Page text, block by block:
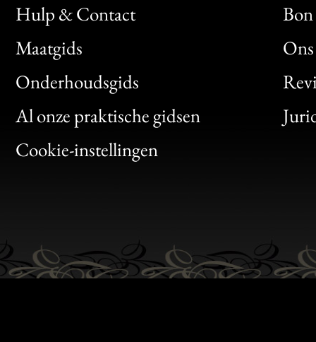
Hulp & Contact
Maatgids
Onderhoudsgids
Al onze praktische gidsen
Cookie-instellingen
Bon
Clic